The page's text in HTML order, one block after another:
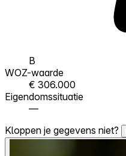
B
WOZ-waarde
€ 306.000
Eigendomssituatie
—
Kloppen je gegevens niet?